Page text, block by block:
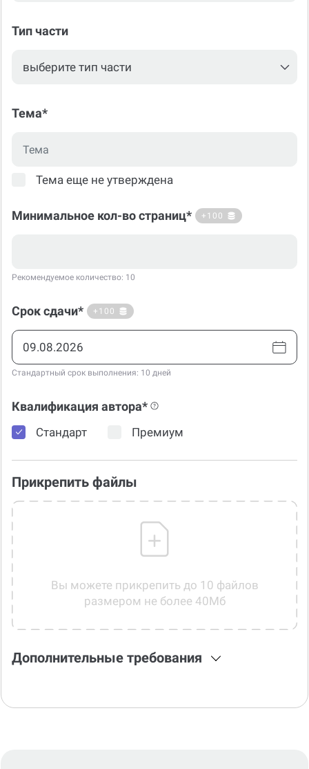
Тип части
Тема*
Тема еще не утверждена
Минимальное кол-во страниц* +100
Рекомендуемое количество: 10
Срок сдачи* +100
Стандартный срок выполнения: 10 дней
Квалификация автора*
Стандарт Премиум
Прикрепить файлы
Вы можете прикрепить до 10 файлов
размером не более 40Мб
Дополнительные требования